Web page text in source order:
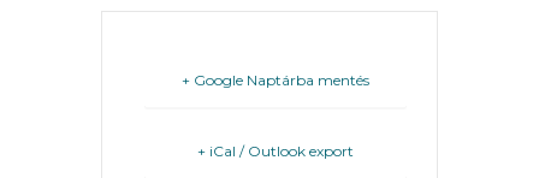
ÁTLÁTHATÓSÁG
+ Google Naptárba mentés
+ iCal / Outlook export